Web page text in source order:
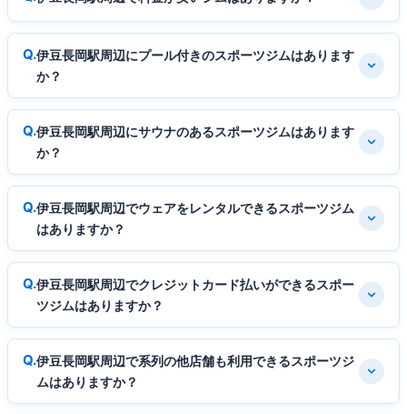
伊豆長岡駅周辺にプール付きのスポーツジムはあります
か？
伊豆長岡駅周辺にサウナのあるスポーツジムはあります
か？
伊豆長岡駅周辺でウェアをレンタルできるスポーツジム
はありますか？
伊豆長岡駅周辺でクレジットカード払いができるスポー
ツジムはありますか？
伊豆長岡駅周辺で系列の他店舗も利用できるスポーツジ
ムはありますか？